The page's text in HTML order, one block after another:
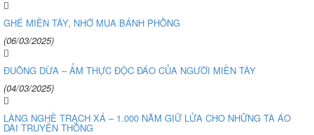
GHÉ MIỀN TÂY, NHỚ MUA BÁNH PHỒNG
(06/03/2025)
ĐUÔNG DỪA – ẨM THỰC ĐỘC ĐÁO CỦA NGƯỜI MIỀN TÂY
(04/03/2025)
LÀNG NGHỀ TRẠCH XÁ – 1.000 NĂM GIỮ LỬA CHO NHỮNG TÀ ÁO
DÀI TRUYỀN THỐNG